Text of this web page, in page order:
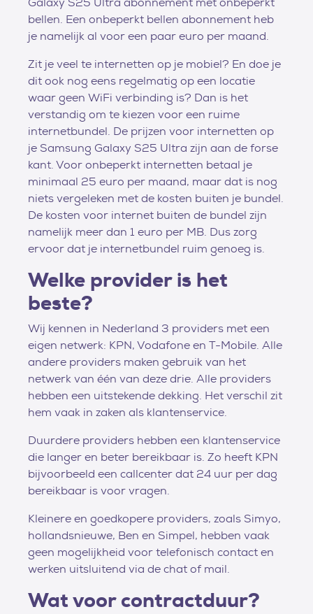
bellen. Een onbeperkt bellen abonnement heb
je namelijk al voor een paar euro per maand.
Zit je veel te internetten op je mobiel? En doe je
dit ook nog eens regelmatig op een locatie
waar geen WiFi verbinding is? Dan is het
verstandig om te kiezen voor een ruime
internetbundel. De prijzen voor internetten op
je Samsung Galaxy S25 Ultra zijn aan de forse
kant. Voor onbeperkt internetten betaal je
minimaal 25 euro per maand, maar dat is nog
niets vergeleken met de kosten buiten je bundel.
De kosten voor internet buiten de bundel zijn
namelijk meer dan 1 euro per MB. Dus zorg
ervoor dat je internetbundel ruim genoeg is.
Welke provider is het
beste?
Wij kennen in Nederland 3 providers met een
eigen netwerk: KPN, Vodafone en T-Mobile. Alle
andere providers maken gebruik van het
netwerk van één van deze drie. Alle providers
hebben een uitstekende dekking. Het verschil zit
hem vaak in zaken als klantenservice.
Duurdere providers hebben een klantenservice
die langer en beter bereikbaar is. Zo heeft KPN
bijvoorbeeld een callcenter dat 24 uur per dag
bereikbaar is voor vragen.
Kleinere en goedkopere providers, zoals Simyo,
hollandsnieuwe, Ben en Simpel, hebben vaak
geen mogelijkheid voor telefonisch contact en
werken uitsluitend via de chat of mail.
Wat voor contractduur?